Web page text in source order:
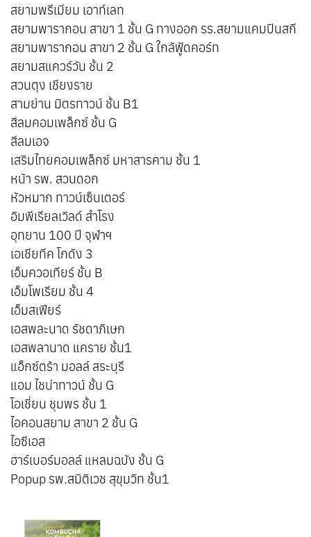
สยามพรีเมียม เอาท์เลท
สยามพารากอน สาขา 1 ชั้น G ทางออก รร.สยามแคมปินสกี
สยามพารากอน สาขา 2 ชั้น G ใกล้ฟู้ดคอร์ท
สยามสแควร์วัน ชั้น 2
สวนตุง เชียงราย
สามย่าน มิตรทาวน์ ชั้น B1
สีลมคอมเพล็กซ์ ชั้น G
สีลมเอจ
เสริมไทยคอมเพล็กซ์ มหาสารคาม ชั้น 1
หน้า รพ. สวนดอก
หัวหมาก ทาวน์เซ็นเตอร์
อิมพีเรียลเวิลด์ สำโรง
อุทยาน 100 ปี จุฬาฯ
เอเชียทีค โกดัง 3
เอ็มควอเทียร์ ชั้น B
เอ็มโพเรียม ชั้น 4
เอ็มสเฟียร์
เอสพละนาด รัชดาภิเษก
เอสพลานาด แคราย ชั้น1
แอ็กซ์ตร้า มอลล์ สระบุรี
แอม ไชน่าทาวน์ ชั้น G
โอเชี่ยน ชุมพร ชั้น 1
ไอคอนสยาม สาขา 2 ชั้น G
ไอซีเอส
ฮาร์เบอร์มอลล์ แหลมฉบัง ชั้น G
Popup รพ.สมิติเวช สุขุมวิท ชั้น1